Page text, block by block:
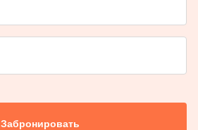
Забронировать